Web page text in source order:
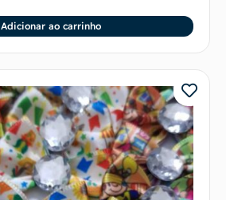
Adicionar ao carrinho